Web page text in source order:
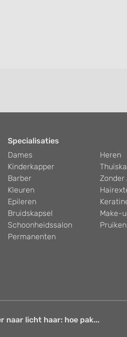
Specialisaties
Dames
Heren
Kinderkapper
Barber
Zonder
Kleuren
Epileren
Bruidskapsel
Make-
Schoonheidssalon
Pruiken
Permanenten
naar licht haar: hoe pak...